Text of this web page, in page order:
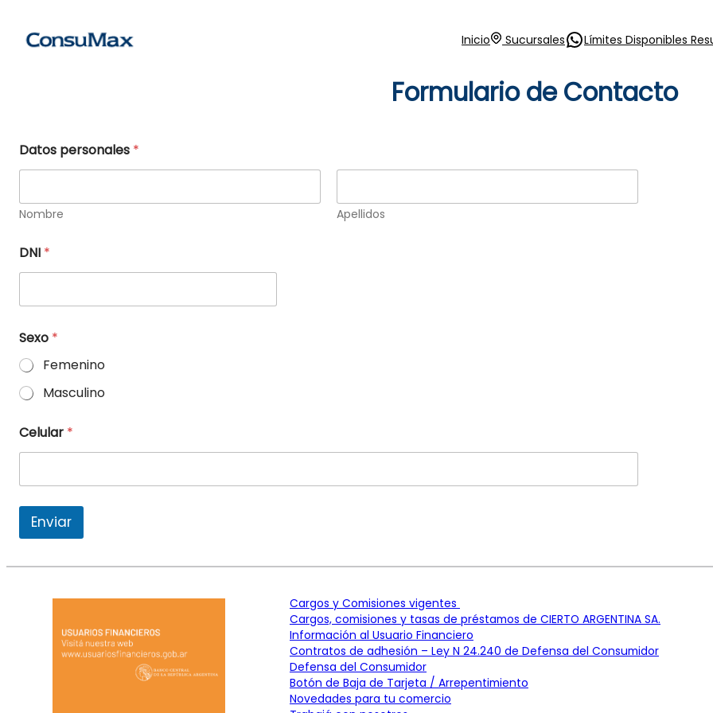
Inicio Sucursaleshttps://
Límites Disponibles
Formulario de Contacto
Datos personales *
Nombre Apellidos
DNI *
Sexo *
Femenino
Masculino
Celular *
Enviar
Cargos y Comisiones vigentes
Cargos, comisiones y tasas de préstamos de CIERTO ARGENTINA SA.
Información al Usuario Financiero
Contratos de adhesión – Ley N 24.240 de Defensa del Consumidor
Defensa del Consumidor
Botón de Baja de Tarjeta / Arrepentimiento
Novedades para tu comercio